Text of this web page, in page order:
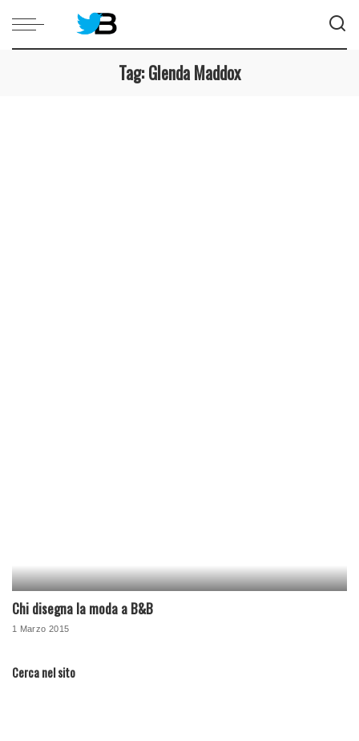
Tag:Glenda Maddox
Chi disegna la moda a B&B
1 Marzo 2015
Cerca nel sito